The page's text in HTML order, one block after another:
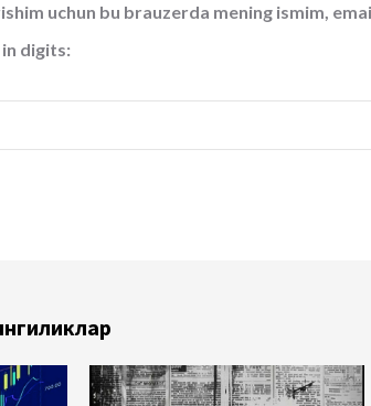
uchun bu brauzerda mening ismim,
digits: